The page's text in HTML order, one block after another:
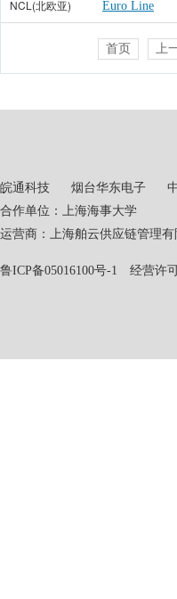
NCL(北欧亚) Euro Line
首页 上
皖通科技 烟台华东电子
合作单位：上海海事大学
运营商：上海舶云供应链
鲁ICP备05016100号-1 经营许